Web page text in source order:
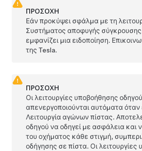
ΠΡΟΣΟΧΗ
Εάν προκύψει σφάλμα με τη
Συστήματος αποφυγής
εμφανίζει μια ειδοποίηση.
της Tesla.
ΠΡΟΣΟΧΗ
Οι λειτουργίες υποβοήθησης οδηγού
απενεργοποιούνται αυτόματα όταν
Λειτουργία αγώνων πίστας.
οδηγού να οδηγεί με ασφάλεια και
του οχήματος κάθε στιγμή,
οδήγησης σε πίστα. Οι λειτουργίες